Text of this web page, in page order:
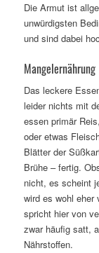
Die Armut ist
unwürdigsten
und sind dabei
Mangelernährung
Das leckere
leider nichts mit
essen primär
oder etwas
Blätter der
Brühe – fertig.
nicht, es scheint
wird es wohl eher
spricht hier von
zwar häufig satt,
Nährstoffen.